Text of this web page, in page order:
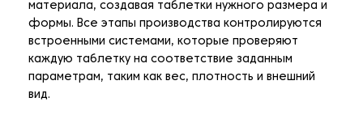
материала, создавая таблетки нужного размера и
формы. Все этапы производства контролируются
встроенными системами, которые проверяют
каждую таблетку на соответствие заданным
параметрам, таким как вес, плотность и внешний
вид.